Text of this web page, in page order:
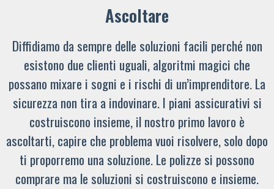
Ascoltare
Diffidiamo da sempre delle soluzioni facili perché non
esistono due clienti uguali, algoritmi magici che
possano mixare i sogni e i rischi di un’imprenditore. La
sicurezza non tira a indovinare. I piani assicurativi si
costruiscono insieme, il nostro primo lavoro è
ascoltarti, capire che problema vuoi risolvere, solo dopo
ti proporremo una soluzione. Le polizze si possono
comprare ma le soluzioni si costruiscono e insieme.